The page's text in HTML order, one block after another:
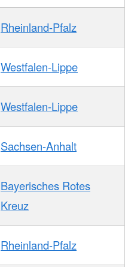
Rheinland-Pfalz
Westfalen-Lippe
Westfalen-Lippe
Sachsen-Anhalt
Bayerisches Rotes
Kreuz
Rheinland-Pfalz